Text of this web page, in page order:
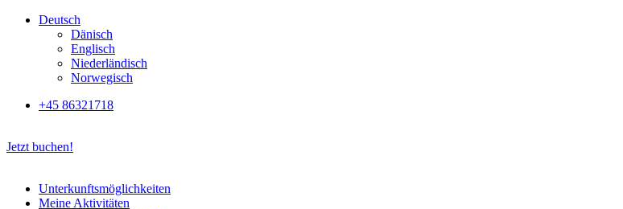
Zum
Deutsch
Dänisch
Englisch
Niederländisch
Norwegisch
+45 86321718
Jetzt buchen!
Unterkunftsmöglichkeiten
Meine Aktivitäten